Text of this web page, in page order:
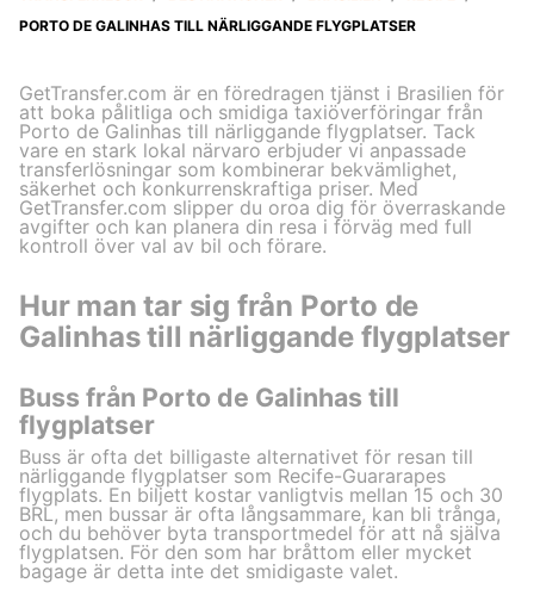
PORTO DE GALINHAS TILL NÄRLIGGANDE FLYGPLATSER
GetTransfer.com är en föredragen tjänst i Brasilien för
att boka pålitliga och smidiga taxiöverföringar från
Porto de Galinhas till närliggande flygplatser. Tack
vare en stark lokal närvaro erbjuder vi anpassade
transferlösningar som kombinerar bekvämlighet,
säkerhet och konkurrenskraftiga priser. Med
GetTransfer.com slipper du oroa dig för överraskande
avgifter och kan planera din resa i förväg med full
kontroll över val av bil och förare.
Hur man tar sig från Porto de
Galinhas till närliggande flygplatser
Buss från Porto de Galinhas till
flygplatser
Buss är ofta det billigaste alternativet för resan till
närliggande flygplatser som Recife-Guararapes
flygplats. En biljett kostar vanligtvis mellan 15 och 30
BRL, men bussar är ofta långsammare, kan bli trånga,
och du behöver byta transportmedel för att nå själva
flygplatsen. För den som har bråttom eller mycket
bagage är detta inte det smidigaste valet.